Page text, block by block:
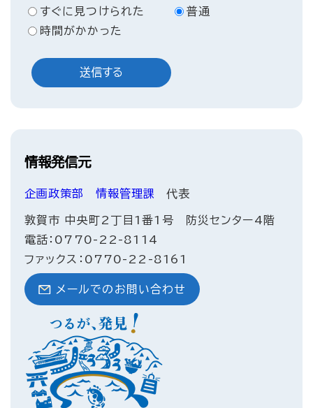
すぐに見つけられた
普通
時間がかかった
情報発信元
企画政策部 情報管理課 代表
敦賀市 中央町2丁目1番1号 防災センター4階
電話：0770-22-8114
ファックス：0770-22-8161
メールでのお問い合わせ